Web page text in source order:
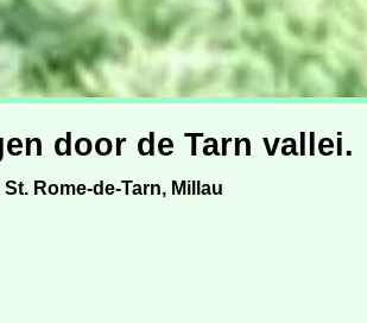
door de Tarn vallei.
Rome-de-Tarn, Millau